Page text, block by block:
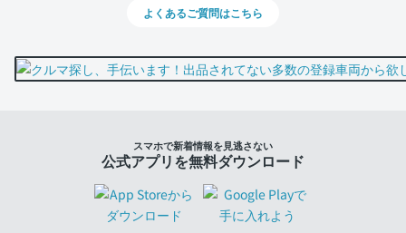
よくあるご質問はこちら
スマホで新着情報を見逃さない
公式アプリを無料ダウンロード